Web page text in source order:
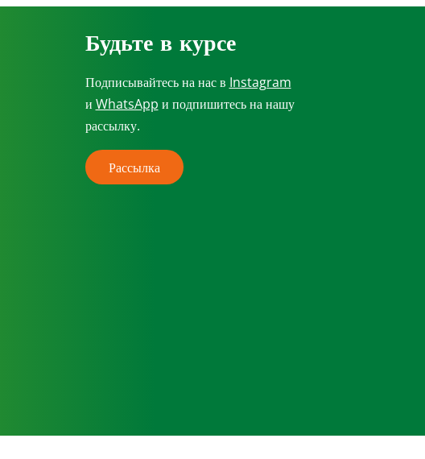
Будьте в курсе
Подписывайтесь на нас в Instagram
и WhatsApp и подпишитесь на нашу
рассылку.
Рассылка